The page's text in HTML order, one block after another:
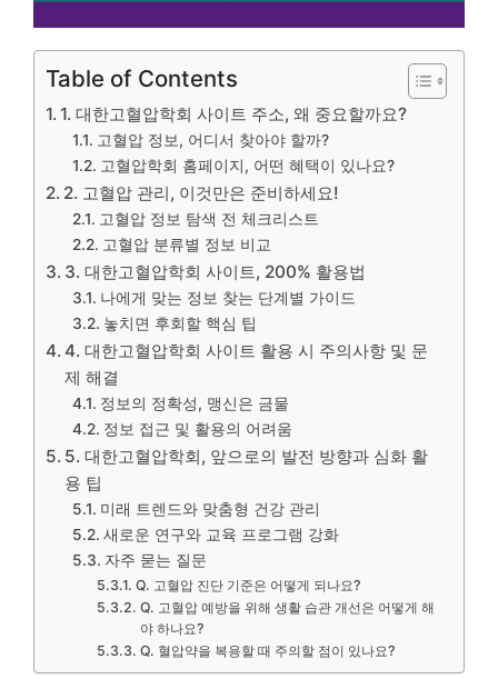
Table of Contents
1. 대한고혈압학회 사이트 주소, 왜 중요할까요?
고혈압 정보, 어디서 찾아야 할까?
고혈압학회 홈페이지, 어떤 혜택이 있나요?
2. 고혈압 관리, 이것만은 준비하세요!
고혈압 정보 탐색 전 체크리스트
고혈압 분류별 정보 비교
3. 대한고혈압학회 사이트, 200% 활용법
나에게 맞는 정보 찾는 단계별 가이드
놓치면 후회할 핵심 팁
4. 대한고혈압학회 사이트 활용 시 주의사항 및 문
제 해결
정보의 정확성, 맹신은 금물
정보 접근 및 활용의 어려움
5. 대한고혈압학회, 앞으로의 발전 방향과 심화 활
용 팁
미래 트렌드와 맞춤형 건강 관리
새로운 연구와 교육 프로그램 강화
자주 묻는 질문
Q. 고혈압 진단 기준은 어떻게 되나요?
Q. 고혈압 예방을 위해 생활 습관 개선은 어떻게 해
야 하나요?
Q. 혈압약을 복용할 때 주의할 점이 있나요?